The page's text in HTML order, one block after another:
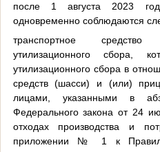
после 1 августа 2023
одновременно соблюдаются
транспортное
утилизационного сбора,
утилизационного сбора в
средств (шасси) и (или)
лицами, указанными в
Федерального закона от 24
отходах производства и
приложении № 1 к